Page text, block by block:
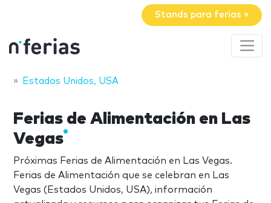
Stands para ferias »
Estados Unidos, USA
Ferias de Alimentación en Las
Vegas
Próximas Ferias de Alimentación en Las Vegas.
Ferias de Alimentación que se celebran en Las
Vegas (Estados Unidos, USA), información